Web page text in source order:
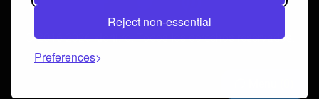
Reject non-essential
Preferences
© 2016-2026 klorii.ro. Todos los derechos reservados.